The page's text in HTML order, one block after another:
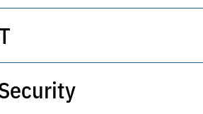
10 hujumlarini, SQL
bilan integratsiya CI/
manba kodini tahlil qilish
zaifliklarni tuzatishga